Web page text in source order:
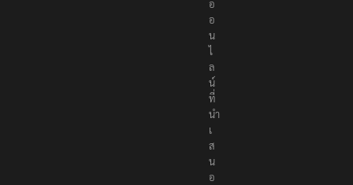
อ
อ
น
ไ
ล
น์
ที่
นำ
เ
ส
น
อ